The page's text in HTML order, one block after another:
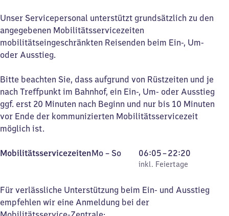
Unser Servicepersonal unterstützt grundsätzlich zu den
angegebenen Mobilitätsservicezeiten
mobilitätseingeschränkten Reisenden beim Ein-, Um-
oder Ausstieg.
Bitte beachten Sie, dass aufgrund von Rüstzeiten und je
nach Treffpunkt im Bahnhof, ein Ein-, Um- oder Ausstieg
ggf. erst 20 Minuten nach Beginn und nur bis 10 Minuten
vor Ende der kommunizierten Mobilitätsservicezeit
möglich ist.
MobilitätsservicezeitenMontag
Mo – So,
inkl. Feiertage
06:05–22:20
Von
6
5
bis
inkl. Feiertage
Für verlässliche Unterstützung beim Ein- und Ausstieg
empfehlen wir eine Anmeldung bei der